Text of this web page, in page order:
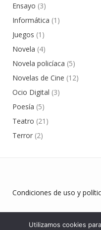
Ensayo (3)
Informática (1)
Juegos (1)
Novela (4)
Novela policíaca (5)
Novelas de Cine (12)
Ocio Digital (3)
Poesía (5)
Teatro (21)
Terror (2)
Condiciones de uso y
Utilizamos cookies